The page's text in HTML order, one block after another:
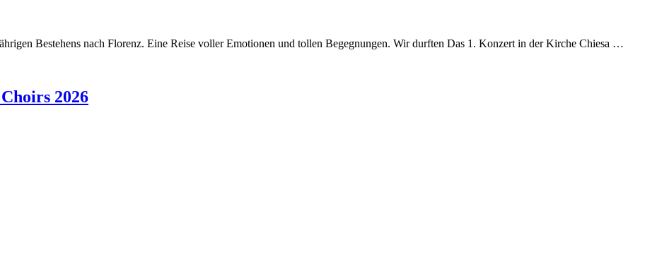
Bestehens nach Florenz. Eine Reise voller Emotionen und tollen Begegnungen. Wir durften Das 1. Konzert in der Kirche Chiesa …
2026